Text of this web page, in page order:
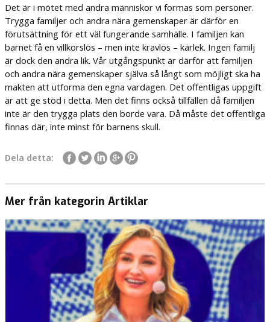
Det är i mötet med andra människor vi formas som personer.
Trygga familjer och andra nära gemenskaper är därför en
förutsättning för ett väl fungerande samhälle. I familjen kan
barnet få en villkorslös – men inte kravlös – kärlek. Ingen familj
är dock den andra lik. Vår utgångspunkt är därför att familjen
och andra nära gemenskaper själva så långt som möjligt ska ha
makten att utforma den egna vardagen. Det offentligas uppgift
är att ge stöd i detta. Men det finns också tillfällen då familjen
inte är den trygga plats den borde vara. Då måste det offentliga
finnas där, inte minst för barnens skull.
Dela detta:
Mer från kategorin Artiklar